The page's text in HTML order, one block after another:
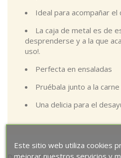
Ideal para acompañar el
La caja de metal es de
desprenderse y a la que
uso!.
Perfecta en ensaladas
Pruébala junto a la carne
Una delicia para el
Este sitio web utiliza cookies
mejorar nuestros servicios y